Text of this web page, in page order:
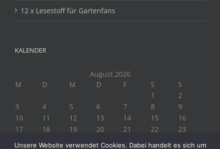
12 x Lesestoff für Gartenfans
KALENDER
August 2026
M
D M D F S
S
1
2
3
4 5 6 7 8
9
10
11 12 13 14 15
16
17
18 19 20 21 22
23
Unsere Website verwendet Cookies. Dabei handelt es sich um